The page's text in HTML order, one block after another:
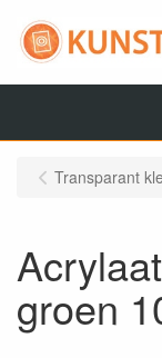
Transparant
groen